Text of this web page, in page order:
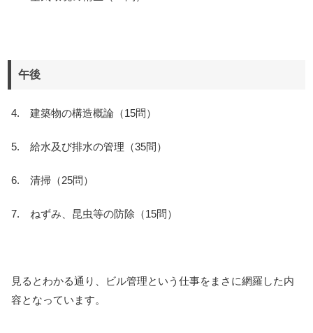
午後
4. 建築物の構造概論（15問）
5. 給水及び排水の管理（35問）
6. 清掃（25問）
7. ねずみ、昆虫等の防除（15問）
見るとわかる通り、ビル管理という仕事をまさに網羅した内
容となっています。